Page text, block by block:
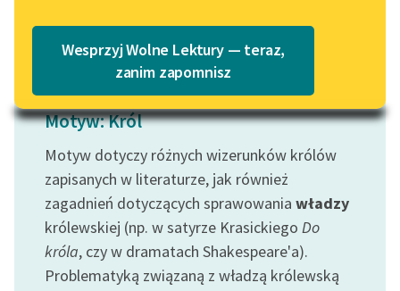
Lektury szkolne i klasyka
literatury do słuchania dla
uczennic i uczniów z
niepełnosprawnościami
E-kolekcja lektur
szkolnych i literatury do
słuchania dla uczennic i
uczniów z
Katalog w formacie PDF
Wesprzyj Wolne Lektury — teraz,
zanim zapomnisz
Motyw: Król
Motyw dotyczy różnych wizerunków królów
zapisanych w literaturze, jak również
zagadnień dotyczących sprawowania władzy
królewskiej (np. w satyrze Krasickiego Do
króla, czy w dramatach Shakespeare'a).
Problematyką związaną z władzą królewską